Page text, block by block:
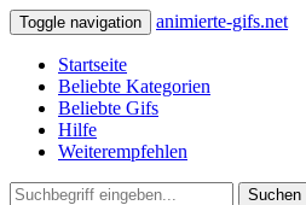
Toggle navigation animierte-gifs.net
Startseite
Beliebte Kategorien
Beliebte Gifs
Hilfe
Weiterempfehlen
Suchen